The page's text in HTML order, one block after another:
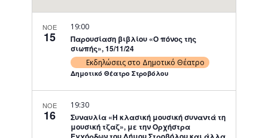
ΝΟΕ
15
Παρουσίαση βιβλίου «Ο πόνος της
σιωπής», 15/11/24
19:00
Εκδηλώσεις στο Δημοτικό Θέατρο
Δημοτικό Θέατρο Στροβόλου
ΝΟΕ
16
Συναυλία «Η κλασική μουσική συναντά τη
μουσική τζαζ», με την Ορχήστρα
19:30